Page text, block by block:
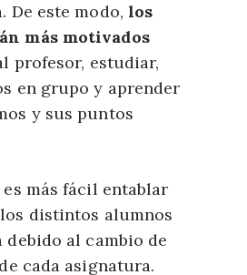
De este modo, los
más motivados
profesor, estudiar,
en grupo y aprender
y sus puntos
más fácil entablar
distintos alumnos
debido al cambio de
cada asignatura.